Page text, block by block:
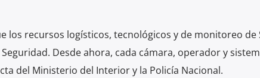
los recursos logísticos, tecnológicos y de monitoreo de
Desde ahora, cada cámara, operador y
del Ministerio del Interior y la Policía Nacional.